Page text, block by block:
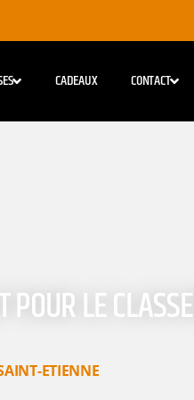
CADEAUX CONTACT
LE
ETIENNE